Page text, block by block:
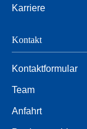
Karriere
Kontakt
Kontaktformular
Team
Anfahrt